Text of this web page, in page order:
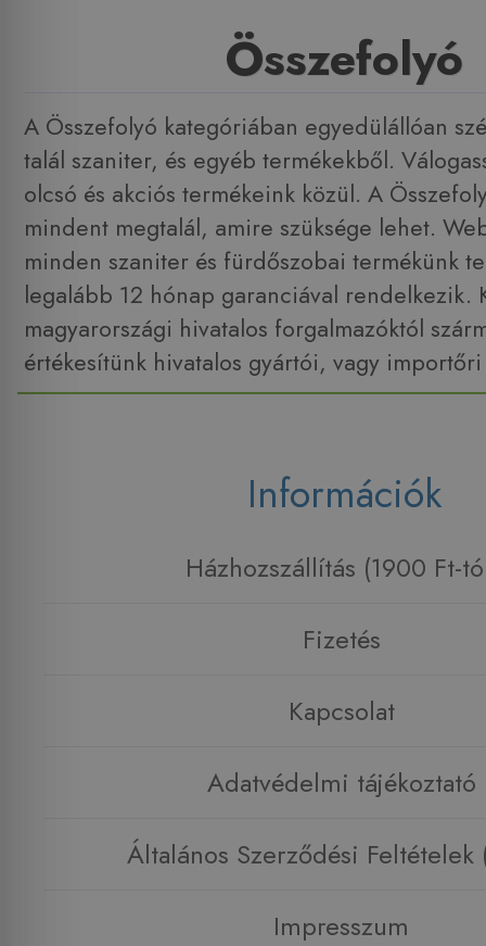
Összefolyó
A Összefolyó kategóriában egyedülállóan
talál szaniter, és egyéb termékekből.
olcsó és akciós termékeink közül. A
mindent megtalál, amire szüksége lehet.
minden szaniter és fürdőszobai termékünk
legalább 12 hónap garanciával rendelkezik.
magyarországi hivatalos forgalmazóktól
értékesítünk hivatalos gyártói, vagy
Információk
Házhozszállítás (1900 Ft-
Fizetés
Kapcsolat
Adatvédelmi tájékoztató
Általános Szerződési Feltételek
Impresszum